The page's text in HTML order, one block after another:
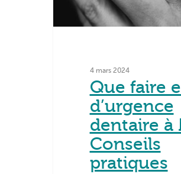
4 mars 2024
Que faire
d’urgence
dentaire à
Conseils
pratiques